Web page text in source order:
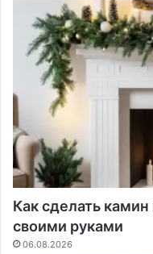
Как сделать
своими руками
06.08.2026